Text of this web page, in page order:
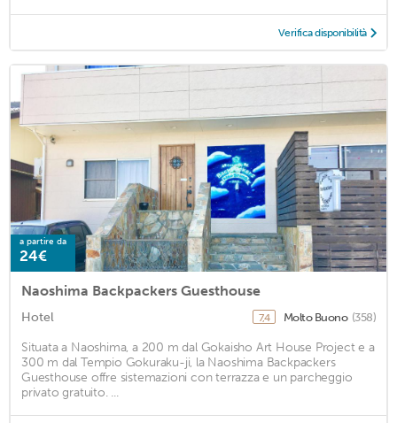
Verifica disponibilità
a partire da
24€
Naoshima Backpackers Guesthouse
Hotel 7,4 Molto Buono (358)
Situata a Naoshima, a 200 m dal Gokaisho Art House Project e a
300 m dal Tempio Gokuraku-ji, la Naoshima Backpackers
Guesthouse offre sistemazioni con terrazza e un parcheggio
privato gratuito. ...